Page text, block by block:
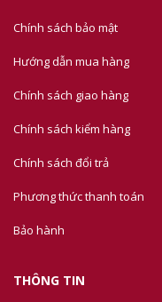
Chính sách bảo mật
Hướng dẫn mua hàng
Chính sách giao hàng
Chính sách kiểm hàng
Chính sách đổi trả
Phương thức thanh toán
Bảo hành
THÔNG TIN